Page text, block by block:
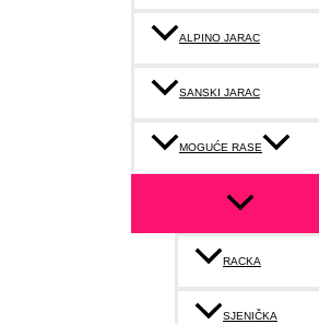
ALPINO JARAC
SANSKI JARAC
MOGUĆE RASE
RACKA
SJENIČKA